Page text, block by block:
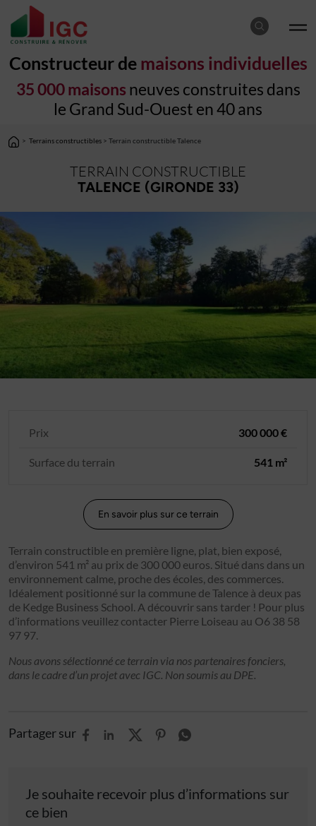
Constructeur de maisons individuelles
35 000 maisons neuves construites dans
le Grand Sud-Ouest en 40 ans
> Terrains constructibles > Terrain constructible Talence
TERRAIN CONSTRUCTIBLE
TALENCE (GIRONDE 33)
Prix 300 000 €
Surface du terrain 541 m²
En savoir plus sur ce terrain
Terrain constructible en première ligne, plat, bien exposé,
d’environ 541 m² au prix de 300 000 euros. Situé dans dans un
environnement calme, proche des écoles, des commerces.
Idéalement positionné sur la commune de Talence à deux pas
de Kedge Business School. A découvrir sans tarder ! Pour plus
d’informations veuillez contacter Pierre Loiseau au O6 38 58
97 97.
Nous avons sélectionné ce terrain via nos partenaires fonciers,
dans le cadre d’un projet avec IGC. Non soumis au DPE.
Partager sur
Je souhaite recevoir plus d’informations sur
ce bien